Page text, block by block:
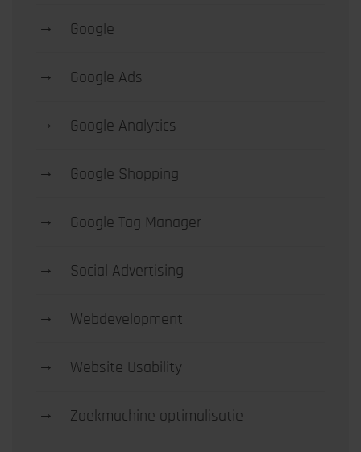
→ Google
→ Google Ads
→ Google Analytics
→ Google Shopping
→ Google Tag Manager
→ Social Advertising
→ Webdevelopment
→ Website Usability
→ Zoekmachine optimalisatie